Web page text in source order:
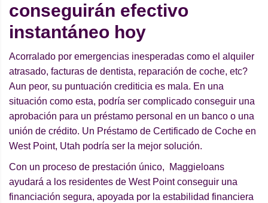
conseguirán efectivo
instantáneo hoy
Acorralado por emergencias inesperadas como el alquiler
atrasado, facturas de dentista, reparación de coche, etc?
Aun peor, su puntuación crediticia es mala. En una
situación como esta, podría ser complicado conseguir una
aprobación para un préstamo personal en un banco o una
unión de crédito. Un Préstamo de Certificado de Coche en
West Point, Utah podría ser la mejor solución.
Con un proceso de prestación único, Maggieloans
ayudará a los residentes de West Point conseguir una
financiación segura, apoyada por la estabilidad financiera